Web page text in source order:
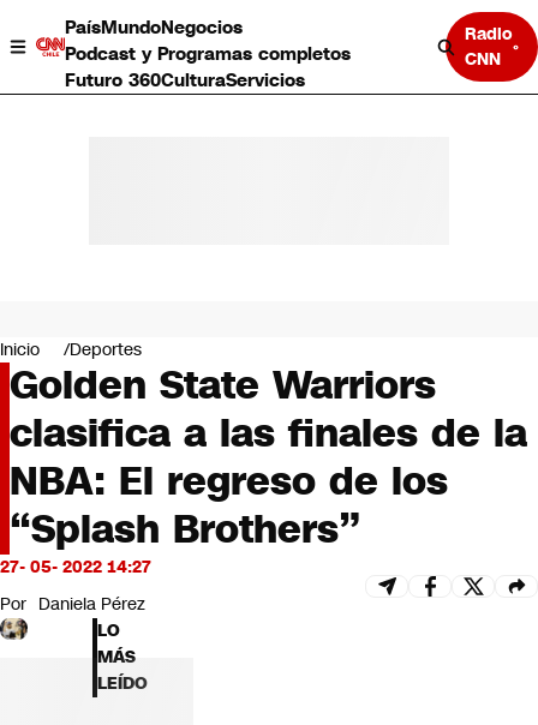
PaísMundoNegocios
Podcast y Programas completos
Futuro 360CulturaServicios
Radio
CNN
Negocios
Deportes
Programas completos
Cultura
Servicios
Bits
CNN tiempo
Futuro 360
Inicio Deportes
Golden State Warriors
clasifica a las finales de la
NBA: El regreso de los
“Splash Brothers”
27- 05- 2022 14:27
Por Daniela Pérez
LO
MÁS
LEÍDO